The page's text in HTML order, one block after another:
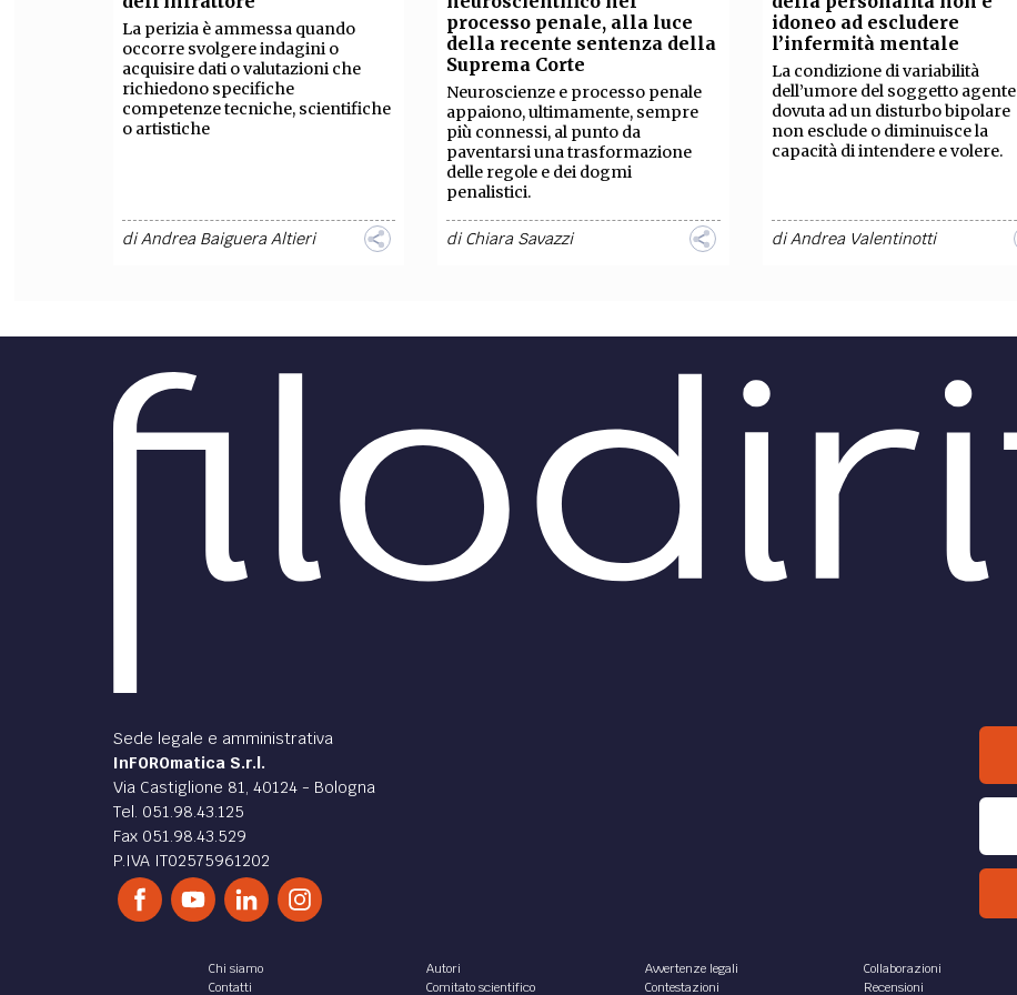
FILODIRITTO REDAZIONE COMITATO SCIENTIFICO AUTORI CURATORI FOTOGRAFI PARTNER
EXTRA
CODICI RUBRICHE LIBRI PROCEEDINGS PUBBLICITÀ CONTATTI
SOCIAL MEDIA
La perizia è ammessa quando
occorre svolgere indagini o
acquisire dati o valutazioni che
richiedono specifiche
competenze tecniche, scientifiche
o artistiche
diAndrea Baiguera Altieri
processo penale, alla luce
della recente sentenza della
Suprema Corte
Neuroscienze e processo penale
appaiono, ultimamente, sempre
più connessi, al punto da
paventarsi una trasformazione
delle regole e dei dogmi
penalistici.
diChiara Savazzi
idoneo ad escludere
l’infermità mentale
La condizione di variabilità
dell’umore del soggetto agente
dovuta ad un disturbo bipolare
non esclude o diminuisce la
capacità di intendere e volere.
diAndrea Valentinotti
Sede legale e amministrativa
InFOROmatica S.r.l.
Via Castiglione 81, 40124 - Bologna
Tel. 051.98.43.125
Fax 051.98.43.529
P.IVA IT02575961202
Chi siamo
Contatti
Autori
Comitato scientifico
Avvertenze legali
Contestazioni
Collaborazioni
Recensioni